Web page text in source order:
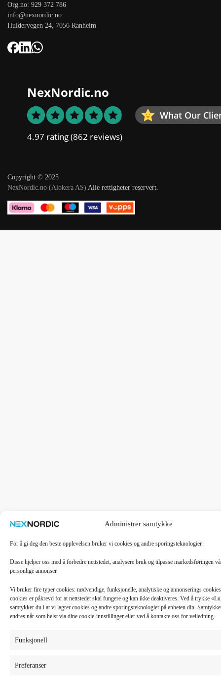
Administrer samtykke
For å gi deg den beste opplevelsen bruker vi cookies og andre sporingsteknologier.
Disse hjelper oss med å forbedre nettstedet, analysere bruk og tilpasse markedsføringen
personlige annonser.
Vi bruker fire typer cookies: nødvendige, funksjonelle, analytiske og annonserings
cookies er påkrevd for at nettstedet skal fungere og kan ikke deaktiveres. Ved å trykke
samtykker du i at vi lagrer cookies og andre sporingsteknologier på enheten din.
endres når som helst via dine cookie-innstillinger eller ved å kontakte oss for veiledning.
Funksjonell
Preferanser
Org.no: 929 372 786
info@nexnordic.no
Huldervegen 24, 7056 Ranheim
NexNordic.no
What Our
4.97 rating(862 reviews)
Copyright © 2025
NexNordic.no (Alokera AS) Alle rettigheter reservert.